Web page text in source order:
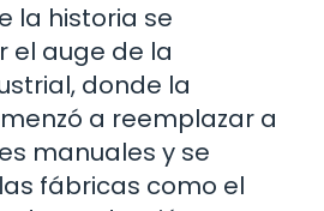
la historia se
el auge de la
donde la
a reemplazar a
manuales y se
fábricas como el